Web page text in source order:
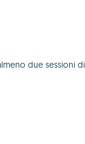
due sessioni